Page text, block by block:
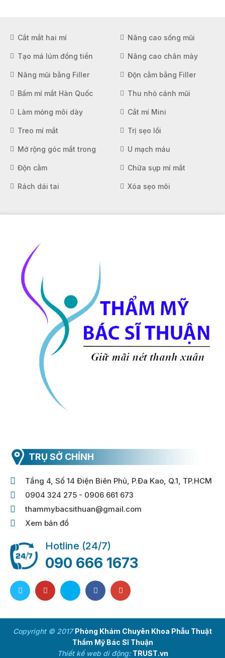
Cắt mắt hai mí Nâng cao sống mũi
Tạo má lúm đồng tiền Nâng cao chân mày
Nâng mũi bằng Filler Độn cằm bằng Filler
Bấm mí mắt Hàn Quốc Thu nhỏ cánh mũi
Làm mỏng môi dày Cắt mí Mini
Treo mí mắt Trị sẹo lồi
Mở rộng góc mắt trong U mạch máu
Độn cằm Chữa sụp mí mắt
Rách dái tai Xóa sẹo môi
TRỤ SỞ CHÍNH
Tầng 4, Số 14 Điện Biên Phủ, P.Đa Kao, Q.1, TP.HCM
0904 324 275 - 0906 661 673
thammybacsithuan@gmail.com
Xem bản đồ
Hotline (24/7)
090 666 1673
Copyright © 2017Phòng Khám Chuyên Khoa Phẫu Thuật
Thẩm Mỹ Bác Sĩ Thuận
Thiết kế web di động: TRUST.vn